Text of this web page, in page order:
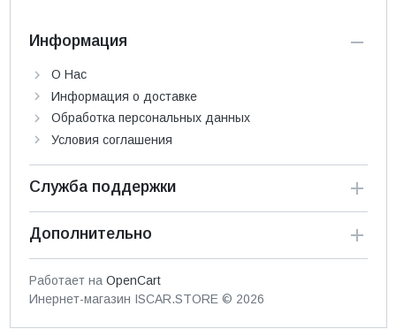
Информация
О Нас
Информация о доставке
Обработка персональных данных
Условия соглашения
Служба поддержки
Дополнительно
Работает на OpenCart
Инернет-магазин ISCAR.STORE © 2026